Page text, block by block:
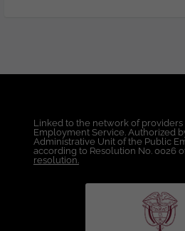
Certificaciones
referidos. Plan de carrera. Fondo de
empleados, entre otros.
Trabajo: Hibrido.(2/3) Tipo de Contrato:
término indefinido. Salario: A convenir
con base en la experiencia.
lunes a viernes. Si te interesa y cumples
Linked to the network of
Employment Service. Authorized
Administrative Unit of the Public
according to Resolution No. 0026 of
resolution.